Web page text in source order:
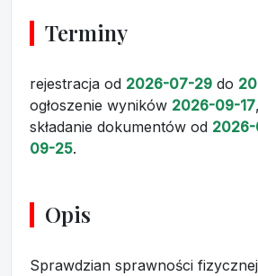
Terminy
rejestracja od 2026-07-29 do
ogłoszenie wyników 2026-09-17,
składanie dokumentów od
09-25.
Opis
Sprawdzian sprawności